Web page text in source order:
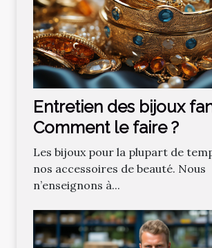
Entretien des bijoux
Comment le faire ?
Les bijoux pour la plupart de
nos accessoires de beauté. Nous
n’enseignons à...